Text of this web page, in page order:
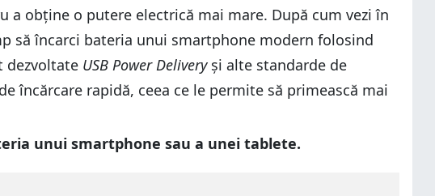
obține o putere electrică mai mare. După cum vezi în
să încarci bateria unui smartphone modern folosind
dezvoltate USB Power Deliveryși alte standarde de
încărcare rapidă, ceea ce le permite să primească mai
unui smartphone sau a unei tablete.